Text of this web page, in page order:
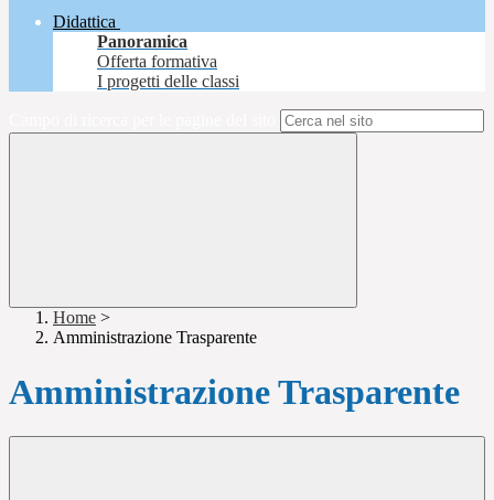
Didattica
Panoramica
Offerta formativa
I progetti delle classi
Home >
Amministrazione Trasparente
Amministrazione Trasparente